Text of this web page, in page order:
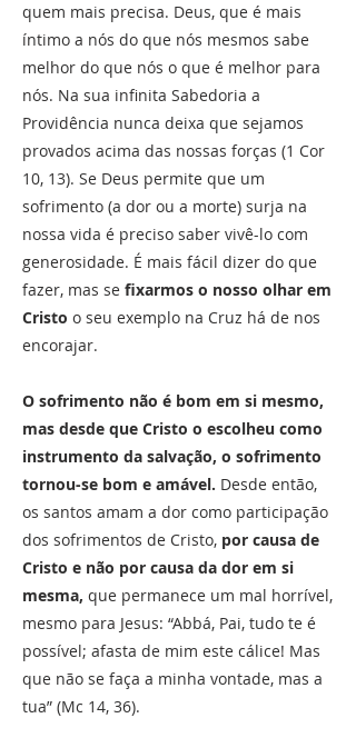
quem mais precisa. Deus, que é mais
íntimo a nós do que nós mesmos sabe
melhor do que nós o que é melhor para
nós. Na sua infinita Sabedoria a
Providência nunca deixa que sejamos
provados acima das nossas forças (1 Cor
10, 13). Se Deus permite que um
sofrimento (a dor ou a morte) surja na
nossa vida é preciso saber vivê-lo com
generosidade. É mais fácil dizer do que
fazer, mas se fixarmos o nosso olhar em
Cristo o seu exemplo na Cruz há de nos
encorajar.
O sofrimento não é bom em si mesmo,
mas desde que Cristo o escolheu como
instrumento da salvação, o sofrimento
tornou-se bom e amável. Desde então,
os santos amam a dor como participação
dos sofrimentos de Cristo, por causa de
Cristo e não por causa da dor em si
mesma, que permanece um mal horrível,
mesmo para Jesus: “Abbá, Pai, tudo te é
possível; afasta de mim este cálice! Mas
que não se faça a minha vontade, mas a
tua” (Mc 14, 36).